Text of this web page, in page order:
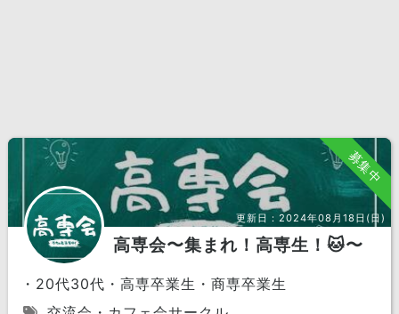
募集中
更新日：2024年08月18日(日)
高専会〜集まれ！高専生！🐱〜
・20代30代・高専卒業生・商専卒業生